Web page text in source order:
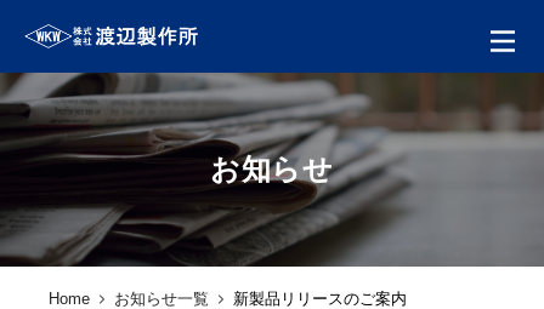
お知らせ
Home お知らせ一覧 新製品リリースのご案内